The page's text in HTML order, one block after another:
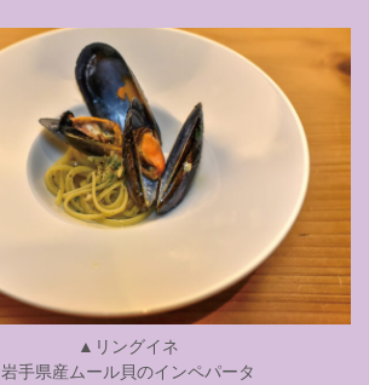
▲リングイネ
岩手県産ムール貝のインペパータ